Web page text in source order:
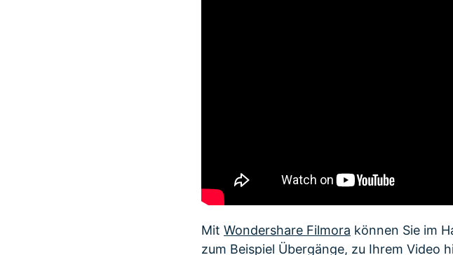
Mit Wondershare Filmora können Sie im
zum Beispiel Übergänge, zu Ihrem Video